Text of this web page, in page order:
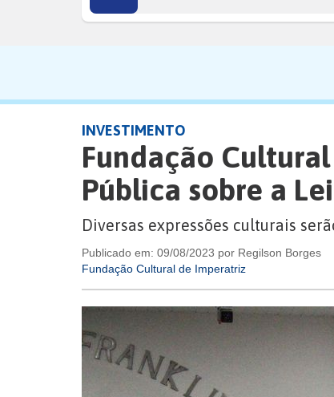
INVESTIMENTO
Fundação
Pública sobre a
Diversas expressões culturais
Publicado em: 09/08/2023 por Regilson Borges
Fundação Cultural de Imperatriz